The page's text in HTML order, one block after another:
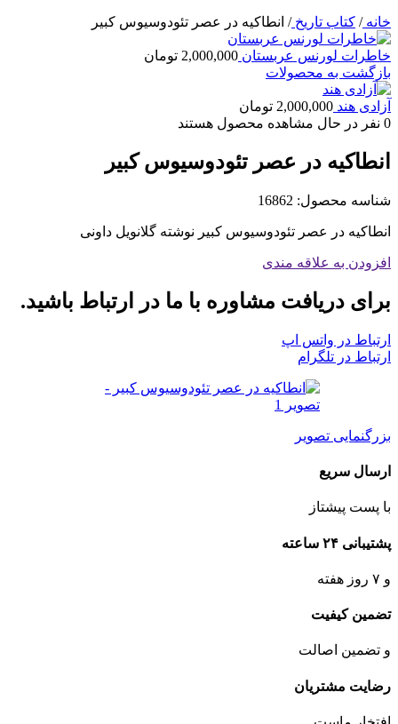
خانه/ کتاب تاریخ/ انطاکیه در عصر تئودوسیوس کبیر
خاطرات لورنس عربستان 2,000,000 تومان
بازگشت به محصولات
آزادی هند 2,000,000 تومان
0 نفر در حال مشاهده محصول هستند
انطاکیه در عصر تئودوسیوس کبیر
شناسه محصول: 16862
انطاکیه در عصر تئودوسیوس کبیر نوشته گلانویل داونی
افزودن به علاقه مندی
برای دریافت مشاوره با ما در ارتباط باشید.
ارتباط در واتس اپ
ارتباط در تلگرام
بزرگنمایی تصویر
ارسال سریع
با پست پیشتاز
پشتیبانی ۲۴ ساعته
و ۷ روز هفته
تضمین کیفیت
و تضمین اصالت
رضایت مشتریان